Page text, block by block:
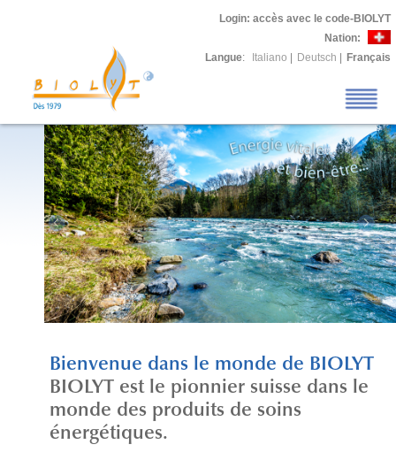
Login: accès avec le code-BIOLYT
Nation:
Langue: Italiano Deutsch Français
Bienvenue dans le monde de BIOLYT
BIOLYT est le pionnier suisse dans le
monde des produits de soins
énergétiques.